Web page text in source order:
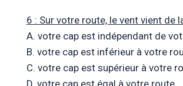
6 : Sur votre route, le vent vient de
A. votre cap est indépendant de
B. votre cap est inférieur à votre
C. votre cap est supérieur à votre
D. votre cap est égal à votre route.